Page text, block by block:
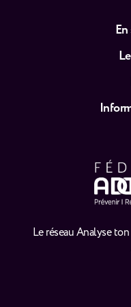
Le réseau Analyse